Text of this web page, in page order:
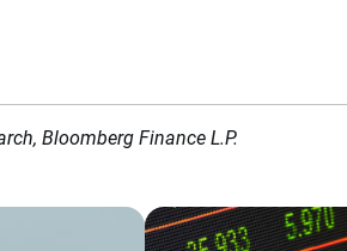
Bloomberg Finance L.P.